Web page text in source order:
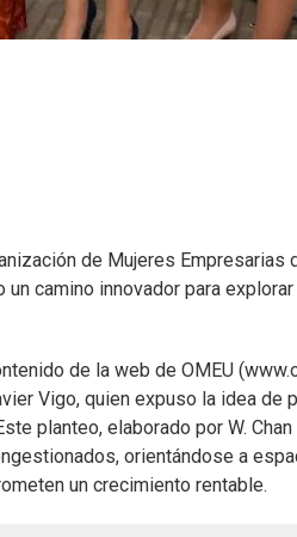
de Mujeres Empresarias
camino innovador para
de la web de OMEU
Vigo, quien expuso la idea de
planteo, elaborado por W.
orientándose a
un crecimiento rentable.